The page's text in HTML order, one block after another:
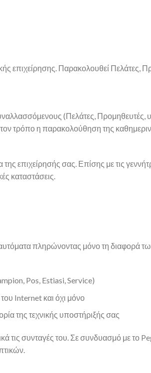
επιχείρησης. Παρακολουθεί Πελάτες,
(Πελάτες,
τρόπο η παρακολούθηση της
επιχείρησής σας. Επίσης με τις
καταστάσεις.
πληρώνοντας μόνο τη διαφορά
Pos, Estiasi, Service)
Internet και όχι μόνο
της τεχνικής υποστήριξής σας
τις συνταγές του. Σε συνδυασμό με το